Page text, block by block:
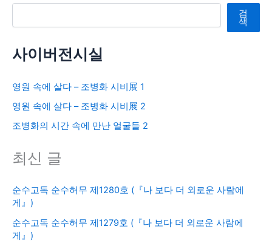
검색 검
색
사이버전시실
영원 속에 살다 – 조병화 시비展 1
영원 속에 살다 – 조병화 시비展 2
조병화의 시간 속에 만난 얼굴들 2
최신 글
순수고독 순수허무 제1280호 (『나 보다 더 외로운 사람에
게』)
순수고독 순수허무 제1279호 (『나 보다 더 외로운 사람에
게』)